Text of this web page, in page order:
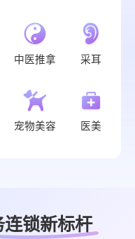
中医推拿 采耳
宠物美容 医美
锁新标杆